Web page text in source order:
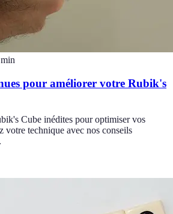
min
pour améliorer votre Rubik's
Cube inédites pour optimiser vos
votre technique avec nos conseils